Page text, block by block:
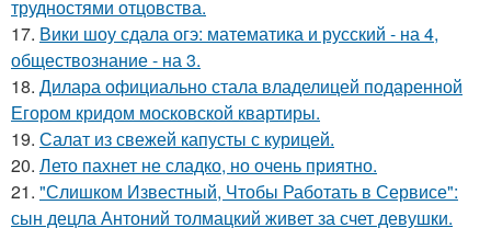
трудностями отцовства.
17. Вики шоу сдала огэ: математика и русский - на 4,
обществознание - на 3.
18. Дилара официально стала владелицей подаренной
Егором кридом московской квартиры.
19. Салат из свежей капусты с курицей.
20. Лето пахнет не сладко, но очень приятно.
21. "Слишком Известный, Чтобы Работать в Сервисе":
сын децла Антоний толмацкий живет за счет девушки.